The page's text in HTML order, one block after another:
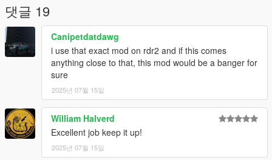
댓글 19
Canipetdatdawg
i use that exact mod on rdr2 and if this comes
anything close to that, this mod would be a banger for
sure
2025년 07월 15일
William Halverd
Excellent job keep it up!
2025년 07월 15일